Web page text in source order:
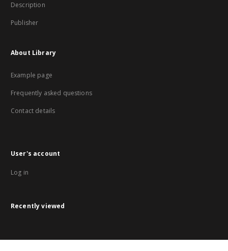
Description
Publisher
About Library
Example page
Frequently asked questions
Contact details
User's account
Log in
Recently viewed